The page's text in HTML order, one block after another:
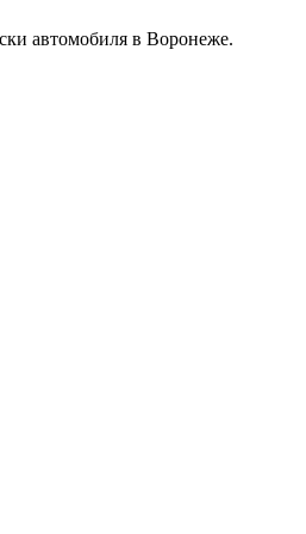
автомобиля в Воронеже.